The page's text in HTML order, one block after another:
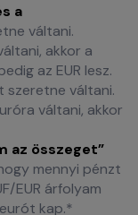
a
váltani.
akkor a
az EUR lesz.
szeretne váltani.
váltani, akkor
az összeget”
mennyi pénzt
EUR árfolyam
kap.*